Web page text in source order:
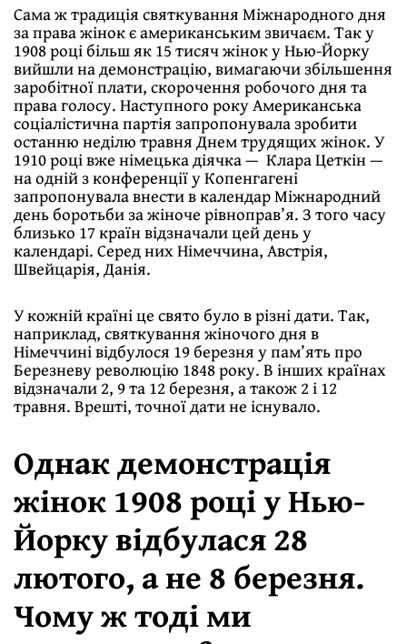
Сама ж традицiя святкування Мiжнародного дня
за права жiнок є американським звичаєм. Так у
1908 роцi бiльш як 15 тисяч жiнок у Нью-Йорку
вийшли на демонстрацiю, вимагаючи збiльшення
заробiтної плати, скорочення робочого дня та
права голосу. Наступного року Американська
соцiалiстична партiя запропонувала зробити
останню недiлю травня Днем трудящих жiнок. У
1910 роцi вже нiмецька дiячка — Клара Цеткiн —
на однiй з конференцiї у Копенгагенi
запропонувала внести в календар Мiжнародний
день боротьби за жiноче рiвноправ’я. З того часу
близько 17 країн вiдзначали цей день у
календарi. Серед них Нiмеччина, Австрiя,
Швейцарiя, Данiя.
У кожнiй країнi це свято було в рiзнi дати. Так,
наприклад, святкування жiночого дня в
Нiмеччинi вiдбулося 19 березня у пам’ять про
Березневу революцiю 1848 року. В iнших країнах
вiдзначали 2, 9 та 12 березня, а також 2 i 12
травня. Врештi, точної дати не iснувало.
Однак демонстрацiя
жiнок 1908 роцi у Нью-
Йорку вiдбулася 28
лютого, а не 8 березня.
Чому ж тодi ми